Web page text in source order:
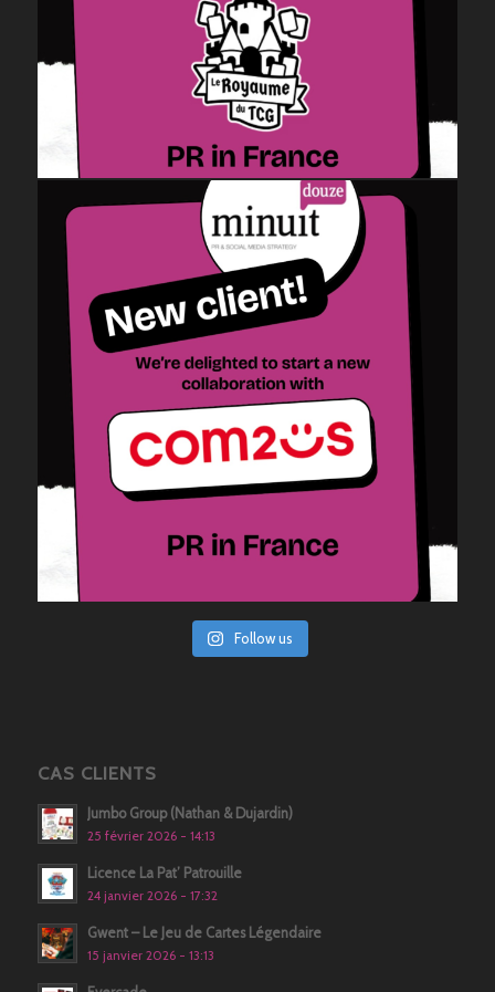
Follow us
CAS CLIENTS
Jumbo Group (Nathan & Dujardin)
25 février 2026 - 14:13
Licence La Pat’ Patrouille
24 janvier 2026 - 17:32
Gwent – Le Jeu de Cartes Légendaire
15 janvier 2026 - 13:13